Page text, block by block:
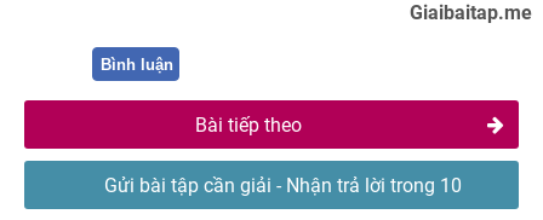
Giaibaitap.me
Bình luận
Bài tiếp theo
Gửi bài tập cần giải - Nhận trả lời trong 10